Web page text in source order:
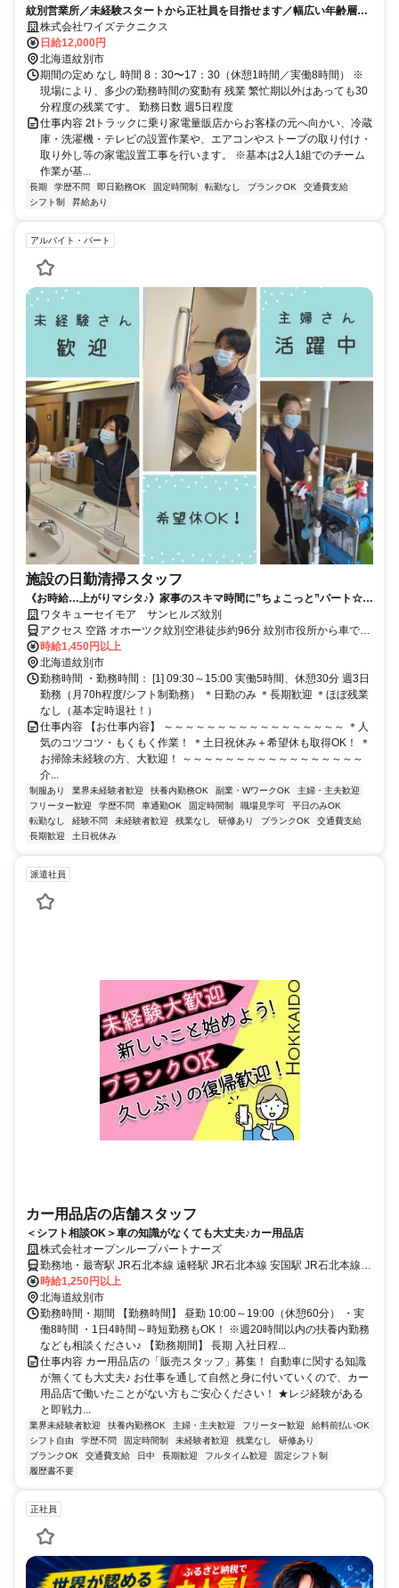
紋別営業所／未経験スタートから正社員を目指せます／幅広い年齢層が
活躍中
株式会社ワイズテクニクス
日給12,000円
北海道紋別市
期間の定め なし 時間 8：30〜17：30（休憩1時間／実働8時間） ※
現場により、多少の勤務時間の変動有 残業 繁忙期以外はあっても30
分程度の残業です。 勤務日数 週5日程度
仕事内容 2tトラックに乗り家電量販店からお客様の元へ向かい、冷蔵
庫・洗濯機・テレビの設置作業や、エアコンやストーブの取り付け・
取り外し等の家電設置工事を行います。 ※基本は2人1組でのチーム
作業が基...
長期 学歴不問 即日勤務OK 固定時間制 転勤なし ブランクOK
交通費支給
シフト制
昇給あり
アルバイト・パート
施設の日勤清掃スタッフ
《お時給…上がりマシタ♪》家事のスキマ時間に”ちょこっと”パート☆
彡 ＃土日祝休み＃未経験歓迎
ワタキューセイモア サンヒルズ紋別
アクセス 空路 オホーツク紋別空港徒歩約96分 紋別市役所から車で3
分！／車通勤OK（無料駐車場完備）
時給1,450円以上
北海道紋別市
勤務時間 ・勤務時間： [1] 09:30～15:00 実働5時間、休憩30分 週3日
勤務（月70h程度/シフト制勤務） ＊日勤のみ ＊長期歓迎 ＊ほぼ残業
なし（基本定時退社！）
仕事内容 【お仕事内容】 ～～～～～～～～～～～～～～～～～ ＊人
気のコツコツ・もくもく作業！ ＊土日祝休み＋希望休も取得OK！ ＊
お掃除未経験の方、大歓迎！ ～～～～～～～～～～～～～～～～～
介...
制服あり 業界未経験者歓迎 扶養内勤務OK 副業・WワークOK
主婦・主夫歓迎
フリーター歓迎
学歴不問 車通勤OK 固定時間制 職場見学可
平日のみOK
転勤なし
経験不問 未経験者歓迎 残業なし 研修あり ブランクOK
交通費支給
長期歓迎
土日祝休み
派遣社員
カー用品店の店舗スタッフ
＜シフト相談OK＞車の知識がなくても大丈夫♪カー用品店
株式会社オープンループパートナーズ
勤務地・最寄駅 JR石北本線 遠軽駅 JR石北本線 安国駅 JR石北本線
瀬戸瀬駅
時給1,250円以上
北海道紋別市
勤務時間・期間 【勤務時間】 昼勤 10:00～19:00（休憩60分） ・実
働8時間 ・1日4時間～時短勤務もOK！ ※週20時間以内の扶養内勤務
なども相談ください♪ 【勤務期間】 長期 入社日程...
仕事内容 カー用品店の「販売スタッフ」募集！ 自動車に関する知識
が無くても大丈夫♪ お仕事を通して自然と身に付いていくので、カー
用品店で働いたことがない方もご安心ください！ ★レジ経験がある
と即戦力...
業界未経験者歓迎 扶養内勤務OK 主婦・主夫歓迎 フリーター歓迎
給料前払いOK
シフト自由
学歴不問 固定時間制 未経験者歓迎 残業なし
研修あり
ブランクOK
交通費支給 日中 長期歓迎 フルタイム歓迎
固定シフト制
履歴書不要
正社員